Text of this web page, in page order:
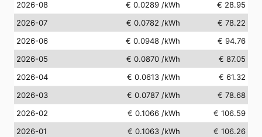
2026-08 € 0.0289 /kWh
€ 28.95
2026-07
€ 0.0782 /kWh
€ 78.22
2026-06
€ 0.0948 /kWh
€ 94.76
2026-05
€ 0.0870 /kWh
€ 87.05
2026-04
€ 0.0613 /kWh
€ 61.32
2026-03
€ 0.0787 /kWh
€ 78.68
2026-02
€ 0.1066 /kWh
€ 106.59
2026-01
€ 0.1063 /kWh
€ 106.26